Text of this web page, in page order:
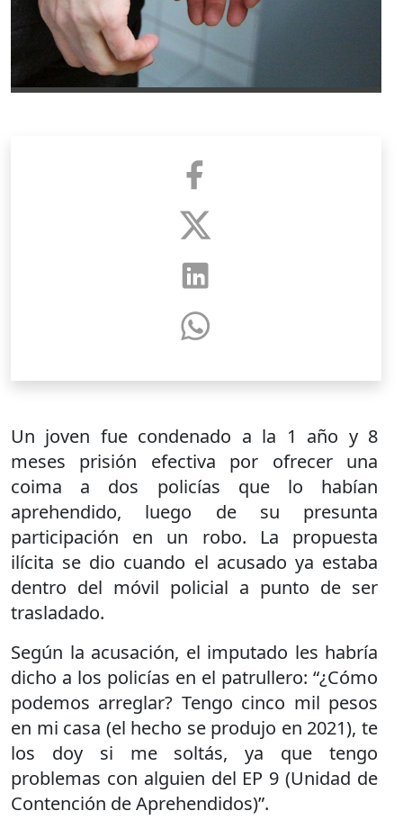
Un joven fue condenado a la 1 año y 8
meses prisión efectiva por ofrecer una
coima a dos policías que lo habían
aprehendido, luego de su presunta
participación en un robo. La propuesta
ilícita se dio cuando el acusado ya estaba
dentro del móvil policial a punto de ser
trasladado.
Según la acusación, el imputado les habría
dicho a los policías en el patrullero: “¿Cómo
podemos arreglar? Tengo cinco mil pesos
en mi casa (el hecho se produjo en 2021), te
los doy si me soltás, ya que tengo
problemas con alguien del EP 9 (Unidad de
Contención de Aprehendidos)”.